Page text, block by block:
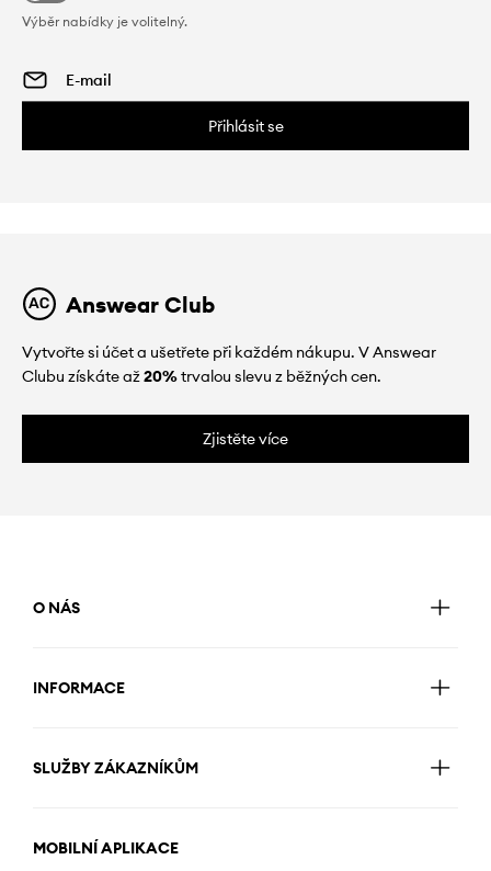
Výběr nabídky je volitelný.
Přihlásit se
Answear Club
Vytvořte si účet a ušetřete při každém nákupu. V Answear
Clubu získáte až20%trvalou slevu z běžných cen.
Zjistěte více
O NÁS
INFORMACE
SLUŽBY ZÁKAZNÍKŮM
MOBILNÍ APLIKACE